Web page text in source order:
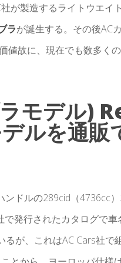
が製造するライトウエイ
ラが誕生する。その後AC
値故に、現在でも数多く
モデル)
ルを通販
ドルの289cid（4736cc
発行されたカタログで車
が、これはAC Cars社で